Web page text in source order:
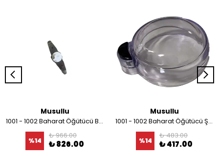
Musullu
1001 - 1002 Baharat Öğütücü Bıçağı
%14
₺ 966.00
₺ 826.00
Musullu
1001 - 1002 Baharat Öğütücü Şeffaf Kapağı
%14
₺ 483.00
₺ 417.00